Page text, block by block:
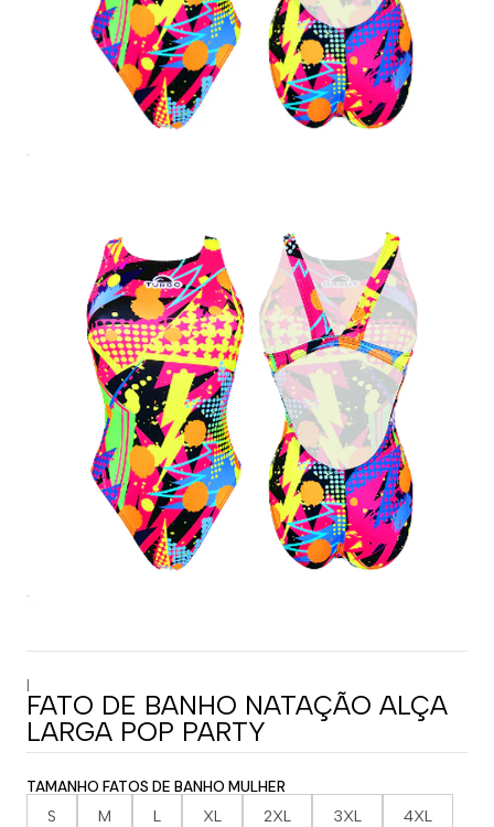
|
FATO DE BANHO NATAÇÃO ALÇA
LARGA POP PARTY
TAMANHO FATOS DE BANHO MULHER
S M L XL 2XL 3XL 4XL